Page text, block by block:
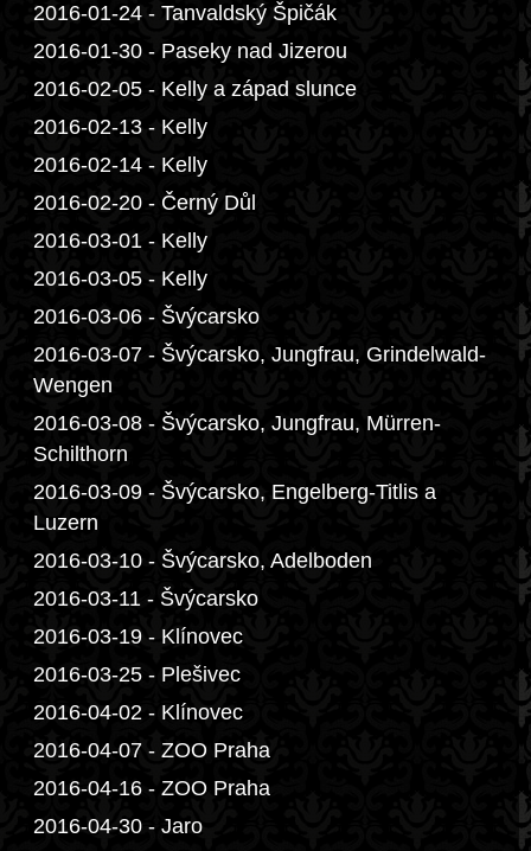
2016-01-24 - Tanvaldský Špičák
2016-01-30 - Paseky nad Jizerou
2016-02-05 - Kelly a západ slunce
2016-02-13 - Kelly
2016-02-14 - Kelly
2016-02-20 - Černý Důl
2016-03-01 - Kelly
2016-03-05 - Kelly
2016-03-06 - Švýcarsko
2016-03-07 - Švýcarsko, Jungfrau, Grindelwald-
Wengen
2016-03-08 - Švýcarsko, Jungfrau, Mürren-
Schilthorn
2016-03-09 - Švýcarsko, Engelberg-Titlis a
Luzern
2016-03-10 - Švýcarsko, Adelboden
2016-03-11 - Švýcarsko
2016-03-19 - Klínovec
2016-03-25 - Plešivec
2016-04-02 - Klínovec
2016-04-07 - ZOO Praha
2016-04-16 - ZOO Praha
2016-04-30 - Jaro